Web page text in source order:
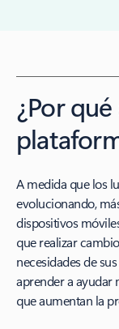
¿Por
A medida que los
evolucionando,
dispositivos
que realizar
necesidades de
aprender a ayudar
que aumentan la